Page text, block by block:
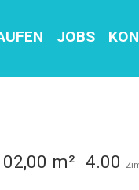
JOBS
m² 4.00